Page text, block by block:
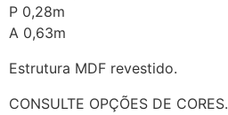
P 0,28m
A 0,63m
Estrutura MDF revestido.
CONSULTE OPÇÕES DE CORES.